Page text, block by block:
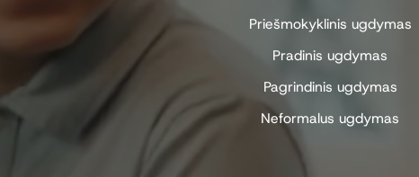
Priešmokyklinis ugdymas
Pradinis ugdymas
Pagrindinis ugdymas
Neformalus ugdymas